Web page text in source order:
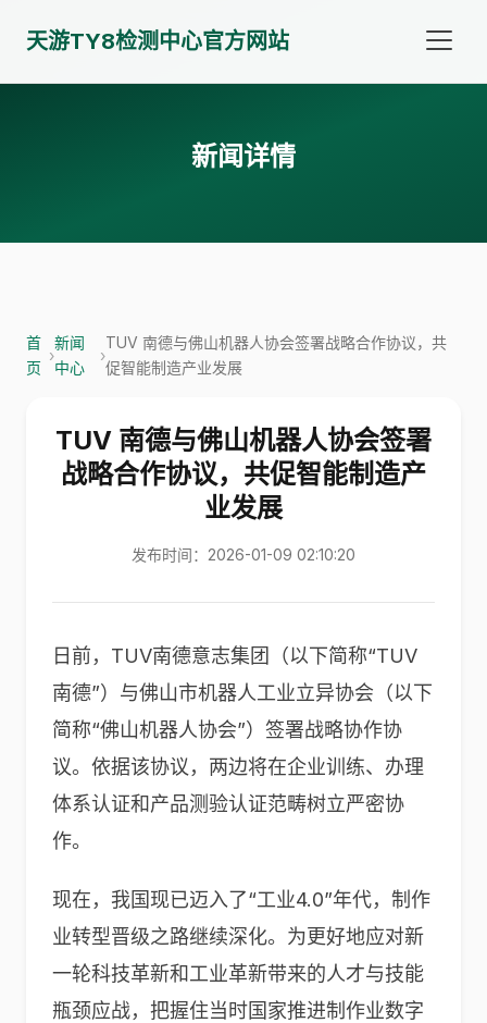
天游TY8检测中心官方网站
新闻详情
首
页
›
新闻
中心
›
TUV 南德与佛山机器人协会签署战略合作协议，共
促智能制造产业发展
TUV 南德与佛山机器人协会签署
战略合作协议，共促智能制造产
业发展
发布时间：2026-01-09 02:10:20
日前，TUV南德意志集团（以下简称“TUV
南德”）与佛山市机器人工业立异协会（以下
简称“佛山机器人协会”）签署战略协作协
议。依据该协议，两边将在企业训练、办理
体系认证和产品测验认证范畴树立严密协
作。
现在，我国现已迈入了“工业4.0”年代，制作
业转型晋级之路继续深化。为更好地应对新
一轮科技革新和工业革新带来的人才与技能
瓶颈应战，把握住当时国家推进制作业数字